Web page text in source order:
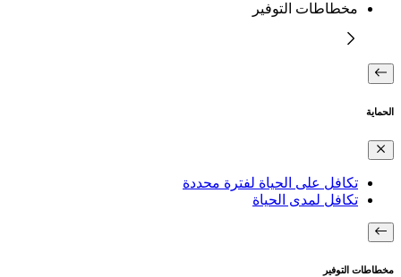
مخطاطات التوفير
الحماية
تكافل على الحياة لفترة محددة
تكافل لمدى الحياة
مخطاطات التوفير